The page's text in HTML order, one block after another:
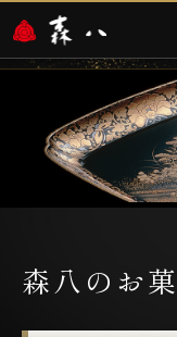
森八のお